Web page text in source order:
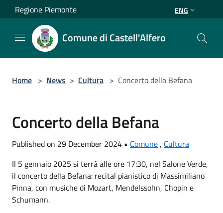
Salta al contenuto principale
Regione Piemonte ENG
Comune di Castell'Alfero
Home > News > Cultura > Concerto della Befana
Concerto della Befana
Published on 29 December 2024 • Comune, Cultura
Il 5 gennaio 2025 si terrà alle ore 17:30, nel Salone Verde,
il concerto della Befana: recital pianistico di Massimiliano
Pinna, con musiche di Mozart, Mendelssohn, Chopin e
Schumann.